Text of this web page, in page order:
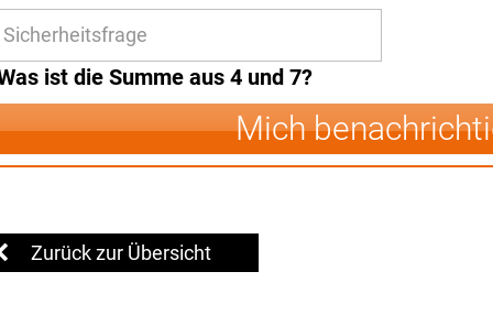
ist die Summe aus 4 und 7?
Mich
Zurück zur Übersicht